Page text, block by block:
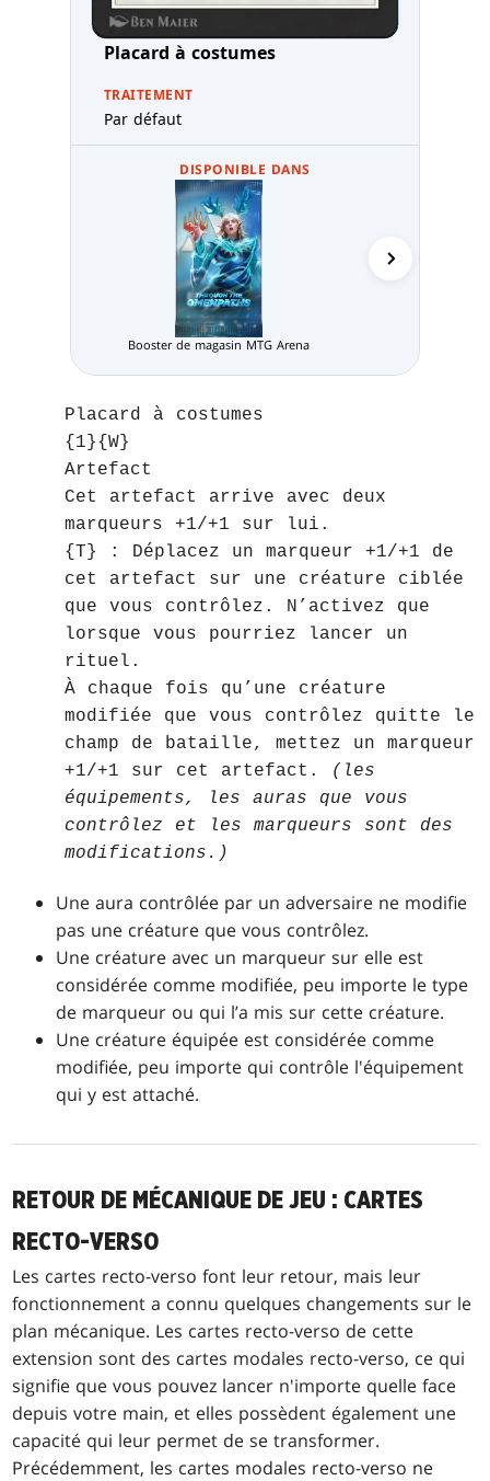
Placard à costumes
TRAITEMENT
Par défaut
DISPONIBLE DANS
Booster de magasin MTG Arena
Placard à costumes
{1}{W}
Artefact
Cet artefact arrive avec deux
marqueurs +1/+1 sur lui.
{T} : Déplacez un marqueur +1/+1 de
cet artefact sur une créature ciblée
que vous contrôlez. N’activez que
lorsque vous pourriez lancer un
rituel.
À chaque fois qu’une créature
modifiée que vous contrôlez quitte le
champ de bataille, mettez un marqueur
+1/+1 sur cet artefact. (les
équipements, les auras que vous
contrôlez et les marqueurs sont des
modifications.)
Une aura contrôlée par un adversaire ne modifie
pas une créature que vous contrôlez.
Une créature avec un marqueur sur elle est
considérée comme modifiée, peu importe le type
de marqueur ou qui l’a mis sur cette créature.
Une créature équipée est considérée comme
modifiée, peu importe qui contrôle l'équipement
qui y est attaché.
RETOUR DE MÉCANIQUE DE JEU : CARTES
RECTO-VERSO
Les cartes recto-verso font leur retour, mais leur
fonctionnement a connu quelques changements sur le
plan mécanique. Les cartes recto-verso de cette
extension sont des cartes modales recto-verso, ce qui
signifie que vous pouvez lancer n'importe quelle face
depuis votre main, et elles possèdent également une
capacité qui leur permet de se transformer.
Précédemment, les cartes modales recto-verso ne